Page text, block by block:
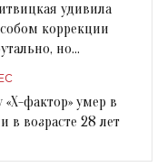
удивила
коррекции
но
фактор» умер в
в возрасте 28 лет